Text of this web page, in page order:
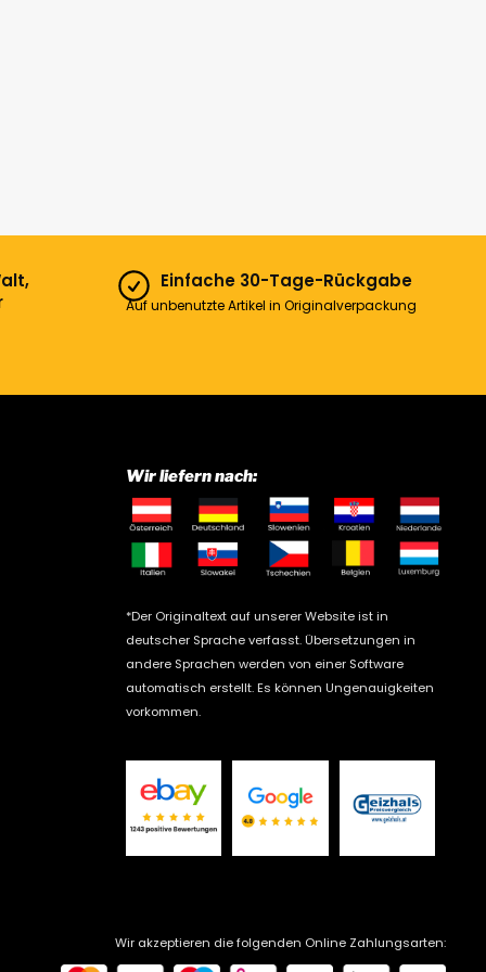
Einfache 30-Tage-Rückgabe
Auf unbenutzte Artikel in Originalverpackung
Wir liefern nach:
*Der Originaltext auf unserer Website ist in
deutscher Sprache verfasst. Übersetzungen in
andere Sprachen werden von einer Software
automatisch erstellt. Es können Ungenauigkeiten
vorkommen.
Wir akzeptieren die folgenden Online Zahlungsarten: